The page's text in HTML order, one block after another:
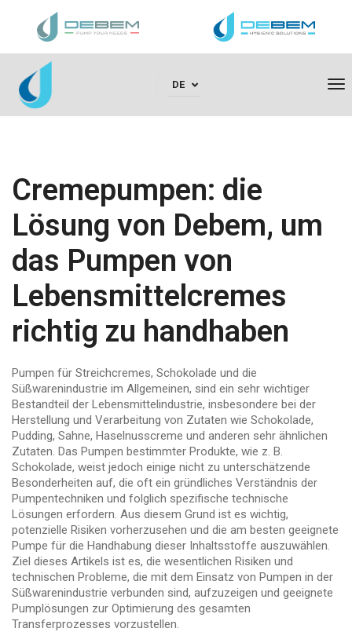
DE
Cremepumpen: die
Lösung von Debem, um
das Pumpen von
Lebensmittelcremes
richtig zu handhaben
Pumpen für Streichcremes, Schokolade und die
Süßwarenindustrie im Allgemeinen, sind ein sehr wichtiger
Bestandteil der Lebensmittelindustrie, insbesondere bei der
Herstellung und Verarbeitung von Zutaten wie Schokolade,
Pudding, Sahne, Haselnusscreme und anderen sehr ähnlichen
Zutaten. Das Pumpen bestimmter Produkte, wie z. B.
Schokolade, weist jedoch einige nicht zu unterschätzende
Besonderheiten auf, die oft ein gründliches Verständnis der
Pumpentechniken und folglich spezifische technische
Lösungen erfordern. Aus diesem Grund ist es wichtig,
potenzielle Risiken vorherzusehen und die am besten geeignete
Pumpe für die Handhabung dieser Inhaltsstoffe auszuwählen.
Ziel dieses Artikels ist es, die wesentlichen Risiken und
technischen Probleme, die mit dem Einsatz von Pumpen in der
Süßwarenindustrie verbunden sind, aufzuzeigen und geeignete
Pumplösungen zur Optimierung des gesamten
Transferprozesses vorzustellen.